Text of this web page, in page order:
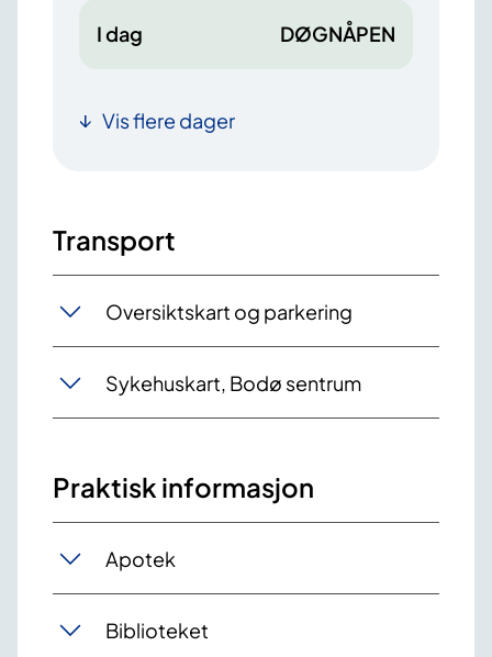
I dag DØGNÅPEN
Vis flere dager
Transport
Oversiktskart og parkering
Sykehuskart, Bodø sentrum
Praktisk informasjon
Apotek
Biblioteket